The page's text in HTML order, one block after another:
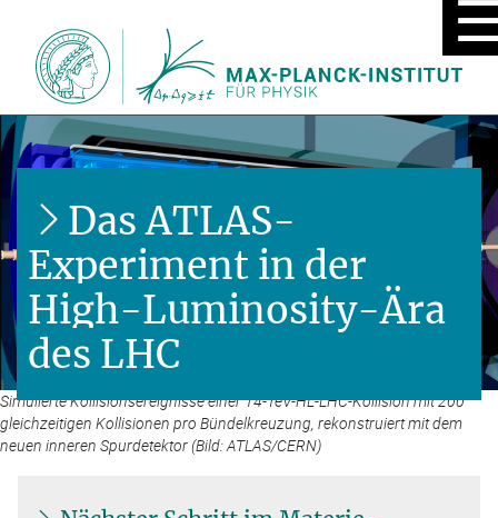
MENÜ
EIN/
Simulierte Kollisionsereignisse einer 14-TeV-HL-LHC-Kollision mit 200
gleichzeitigen Kollisionen pro Bündelkreuzung, rekonstruiert mit dem
neuen inneren Spurdetektor (Bild: ATLAS/CERN)
Das ATLAS-
Experiment in der
High-Luminosity-Ära
des LHC